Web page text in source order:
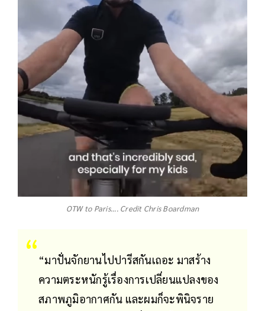
OTW to Paris.... Credit Chris Boardman
“มาปั่นจักยานไปปารีสกันเถอะ มาสร้าง
ความตระหนักรู้เรื่องการเปลี่ยนแปลงของ
สภาพภูมิอากาศกัน และผมก็จะพินิจราย